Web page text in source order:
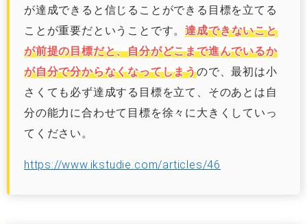
が達成できると信じることができる目標を立てる
ことが重要だということです。達成できないこと
が前提の目標だと、自分がどこまで進んでいるか
が自分で分からなくなってしまうので、最初は小
さくても必ず達成する目標を立て、そのあとは自
分の能力に合わせて目標を徐々に大きくしていっ
てください。
https://www.ikstudie.com/articles/46